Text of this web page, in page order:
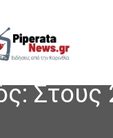
Στους